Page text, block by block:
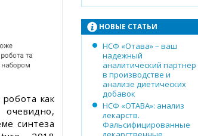
как
синтеза
НОВЫЕ СТАТЬИ
НСФ «Отава» – ваш
надежный
аналитический партнер
в производстве и
анализе диетических
добавок
НСФ «ОТАВА»: анализ
лекарств.
Фальсифицированные